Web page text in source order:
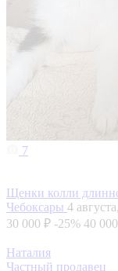
7
Щенки колли
Чебоксары 4
30 000 ₽ -25% 40
Наталия
Частный продавец